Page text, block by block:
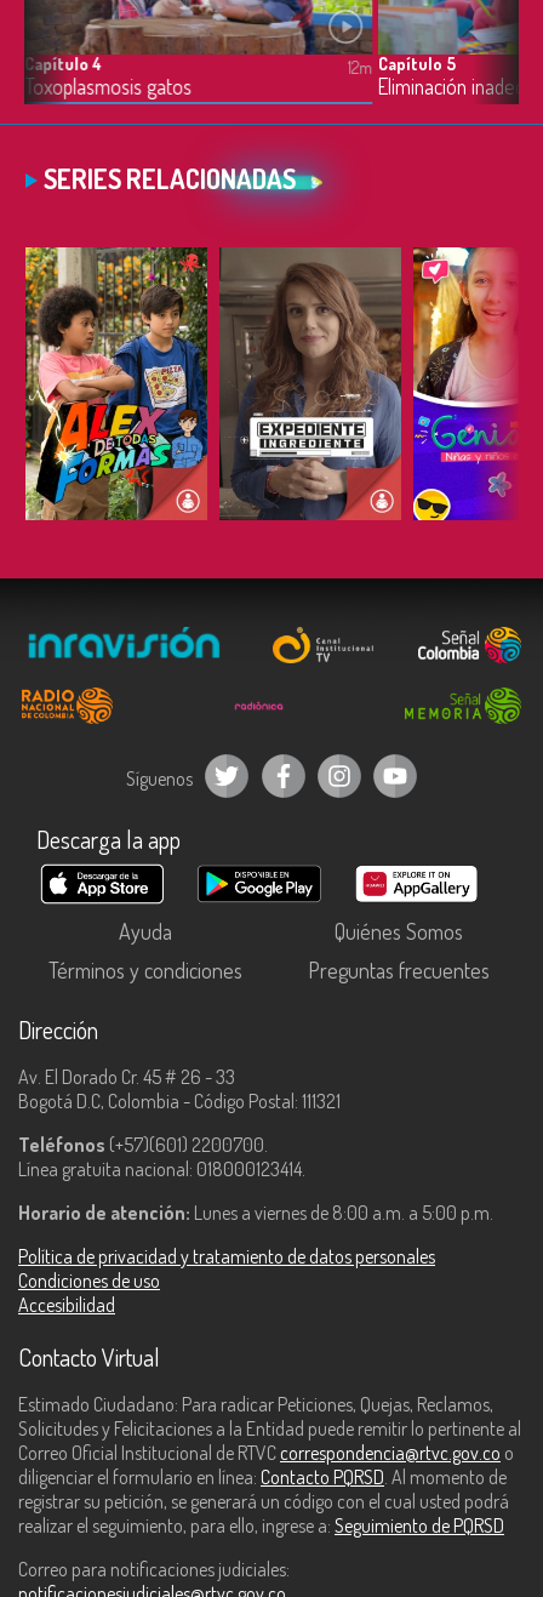
Capítulo 4
Toxoplasmosis gatos
12m Capítulo 5
Eliminación
SERIES RELACIONADAS
ESCUCHAR ESCUCHAR
Síguenos
Descarga la app
Ayuda
Quiénes Somos
Términos y condiciones
Preguntas frecuentes
Dirección
Av. El Dorado Cr. 45 # 26 - 33
Bogotá D.C, Colombia - Código Postal: 111321
Teléfonos (+57)(601) 2200700.
Línea gratuita nacional: 018000123414.
Horario de atención: Lunes a viernes de 8:00 a.m. a 5:00 p.m.
Política de privacidad y tratamiento de datos personales
Condiciones de uso
Accesibilidad
Contacto Virtual
Estimado Ciudadano: Para radicar Peticiones, Quejas, Reclamos,
Solicitudes y Felicitaciones a la Entidad puede remitir lo pertinente al
Correo Oficial Institucional de RTVC correspondencia@rtvc.gov.co o
diligenciar el formulario en línea: Contacto PQRSD. Al momento de
registrar su petición, se generará un código con el cual usted podrá
realizar el seguimiento, para ello, ingrese a: Seguimiento de PQRSD
Correo para notificaciones judiciales: